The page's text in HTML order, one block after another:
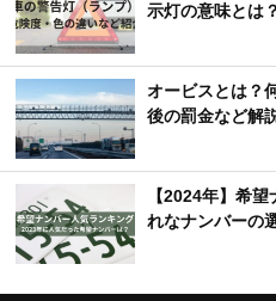
示灯の意味とは？
オービスとは？
後の罰金など解
【2024年】希
れなナンバーの